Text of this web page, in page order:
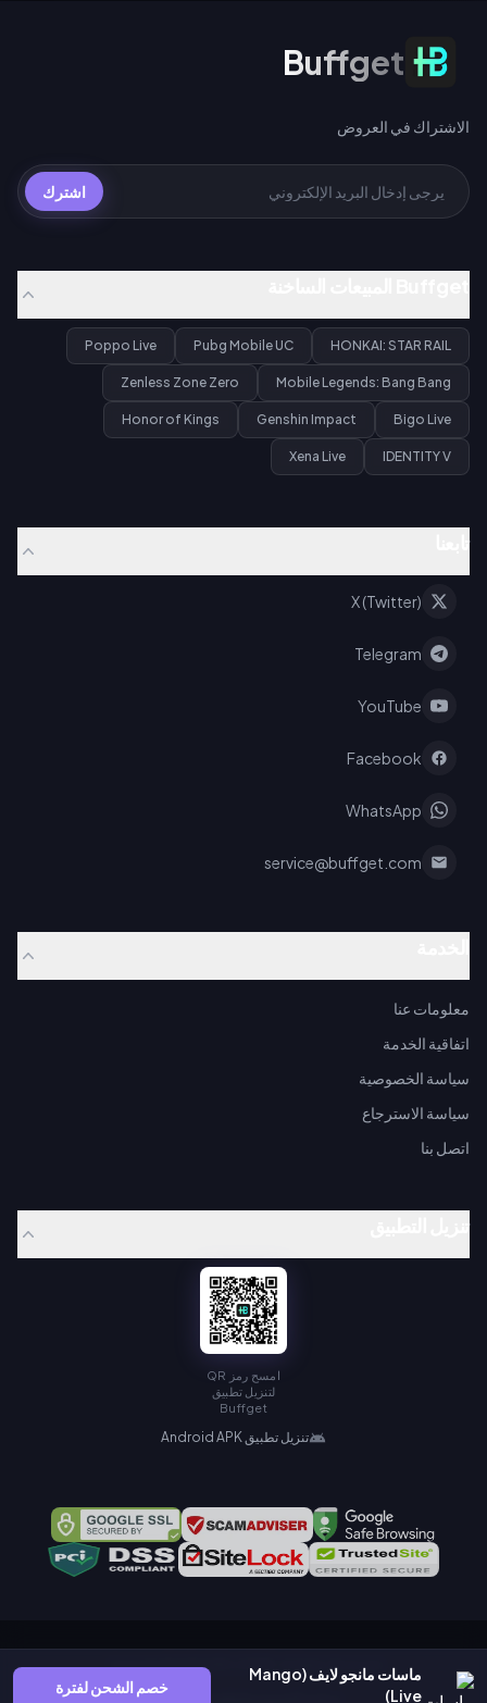
ماسات مانجو لايف (Mango
Live)
خصم الشحن لفترة
الاشتراك في العروضBuffget
الاشتراك في العروض
اشترك
HONKAI: STAR RAIL
Pubg Mobile UC
Poppo Live
Mobile Legends: Bang Bang
Zenless Zone Zero
Bigo Live
Genshin Impact
Honor of Kings
IDENTITY V
Xena Live
X (Twitter)
Telegram
YouTube
Facebook
WhatsApp
service@buffget.com
معلومات عنا
اتفاقية الخدمة
سياسة الخصوصية
سياسة الاسترجاع
اتصل بنا
امسح رمز QR
لتنزيل تطبيق
Buffget
تنزيل تطبيق Android APK